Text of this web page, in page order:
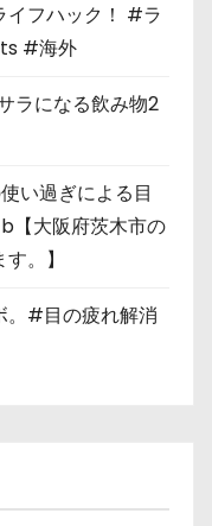
イフハック！ #ラ
#海外
ラになる飲み物2
い過ぎによる目
【大阪府茨木市の
。】
。#目の疲れ解消